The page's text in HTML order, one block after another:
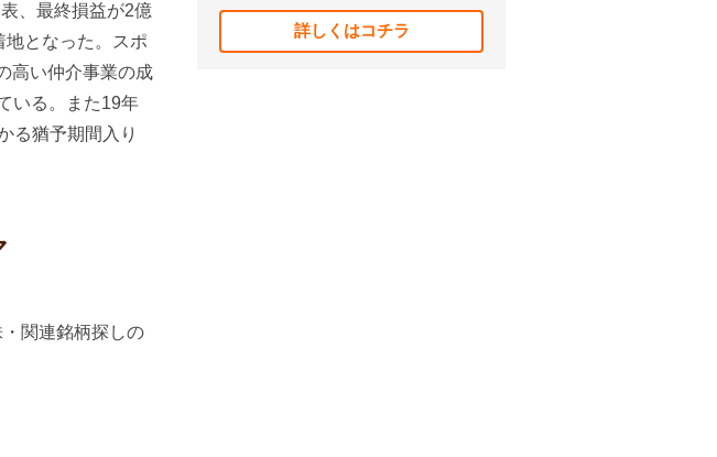
、最終損益が2億
となった。スポ
高い仲介事業の成
いる。また19年
る猶予期間入り
関連銘柄探しの
詳しくはコチラ